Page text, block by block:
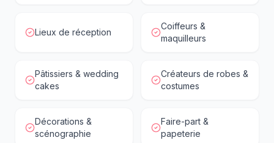
Lieux de réception
Coiffeurs &
maquilleurs
Pâtissiers & wedding
cakes
Créateurs de robes &
costumes
Décorations &
scénographie
Faire-part &
papeterie